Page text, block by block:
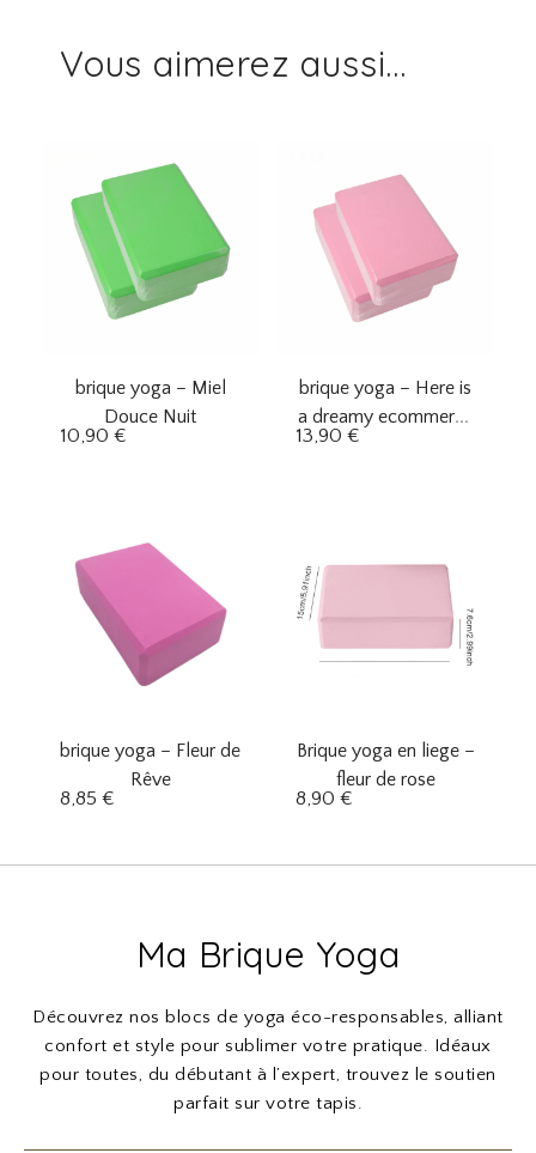
Vous aimerez aussi...
brique yoga – Miel
Douce Nuit
10,90 €
brique yoga – Here is
a dreamy ecommerce
product name in
13,90 €
brique yoga – Fleur de
Rêve
8,85 €
Brique yoga en liege –
fleur de rose
8,90 €
Ma Brique Yoga
Découvrez nos blocs de yoga éco-responsables, alliant
confort et style pour sublimer votre pratique. Idéaux
pour toutes, du débutant à l’expert, trouvez le soutien
parfait sur votre tapis.